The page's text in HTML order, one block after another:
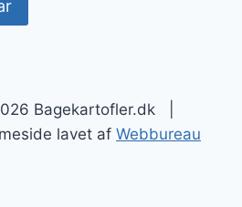
Bagekartofler.dk |
lavet af Webbureau